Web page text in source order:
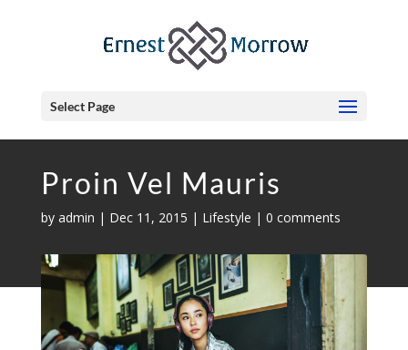
Select Page
Proin Vel Mauris
by admin | Dec 11, 2015 | Lifestyle | 0 comments